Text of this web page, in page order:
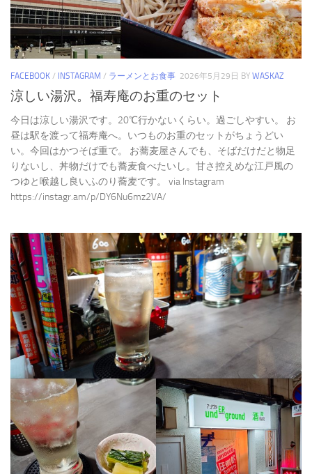
FACEBOOK / INSTAGRAM / ラーメンとお食事 2026年5月29日 BY WASKAZ
涼しい湯沢。福寿庵のお重のセット
今日は涼しい湯沢です。20℃行かないくらい。過ごしやすい。 お
昼は駅を渡って福寿庵へ。いつものお重のセットがちょうどい
い。今回はかつそば重で。 お蕎麦屋さんでも、そばだけだと物足
りないし、丼物だけでも蕎麦食べたいし。甘さ控えめな江戸風の
つゆと喉越し良いふのり蕎麦です。 via Instagram
https://instagr.am/p/DY6Nu6mz2VA/